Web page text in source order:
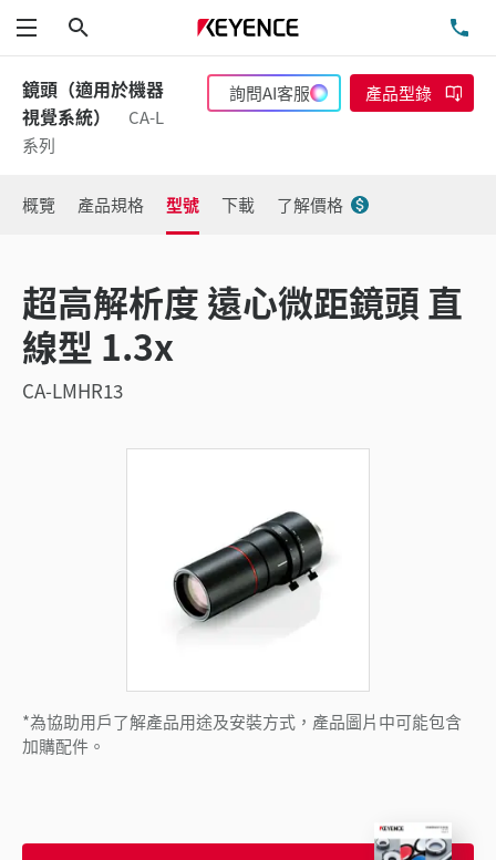
功能表
鏡頭（適用於機器
視覺系統）
CA-L
系列
詢問AI客服 產品型錄
概覽 產品規格 型號 下載 了解價格
超高解析度 遠心微距鏡頭 直
線型 1.3x
CA-LMHR13
*為協助用戶了解產品用途及安裝方式，產品圖片中可能包含
加購配件。